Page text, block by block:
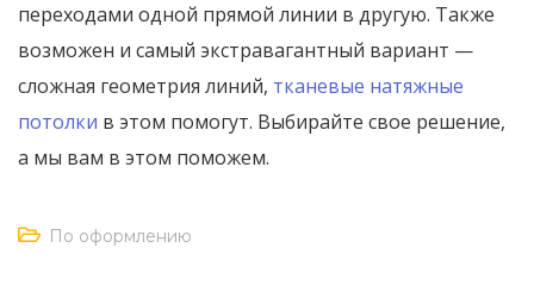
переходами одной прямой линии в другую. Также
возможен и самый экстравагантный вариант —
сложная геометрия линий, тканевые натяжные
потолки в этом помогут. Выбирайте свое решение,
а мы вам в этом поможем.
По оформлению